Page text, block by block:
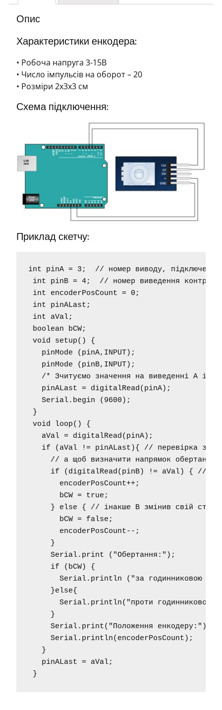
Опис
Характеристики енкодера:
• Робоча напруга 3-15В
• Число імпульсів на оборот – 20
• Розміри 2х3х3 см
Схема підключення:
Приклад скетчу:
int pinA = 3;  // номер виводу, підключений
int pinB = 4;  // номер виведення
int encoderPosCount = 0;
int pinALast;
int aVal;
boolean bCW;
void setup() {
   pinMode (pinA,INPUT);
   pinMode (pinB,INPUT);
/* Зчитуємо значення на виведенні A і
   pinALast = digitalRead(pinA);
   Serial.begin (9600);
}
void loop() {
   aVal = digitalRead(pinA);
if (aVal != pinALast){ // перевірка
// а щоб визначити напрямок
if (digitalRead(pinB) != aVal) { //
       encoderPosCount++;
       bCW = true;
} else { // інакше B змінив свій стан
       bCW = false;
       encoderPosCount--;
     }
     Serial.print ("Обертання:");
     if (bCW) {
Serial.println ("за годинниковою
     }else{
Serial.println("проти годинникової
     }
     Serial.print("Положення енкодеру:");
     Serial.println(encoderPosCount);
   }
   pinALast = aVal;
}